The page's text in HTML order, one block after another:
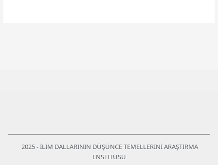
2025 - İLİM DALLARININ DÜŞÜNCE TEMELLERİNİ ARAŞTIRMA
ENSTİTÜSÜ